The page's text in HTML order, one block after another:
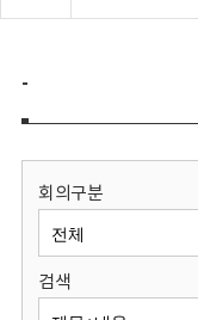
정
보
원
-
회의구분
검색